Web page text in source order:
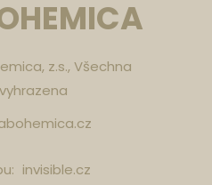
z.s., Všechna
invisible.cz